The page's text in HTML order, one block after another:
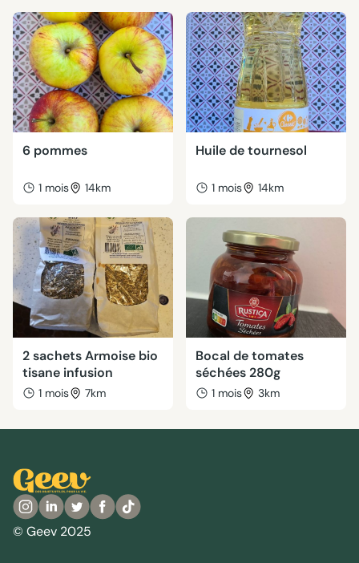
6 pommes
1 mois 14km
Huile de tournesol
1 mois 14km
2 sachets Armoise bio
tisane infusion
1 mois 7km
Bocal de tomates
séchées 280g
1 mois 3km
© Geev 2025